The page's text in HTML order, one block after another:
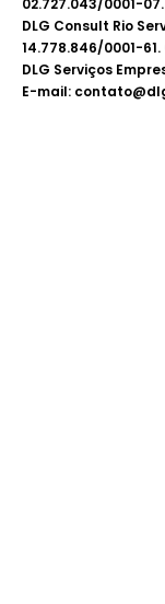
02.727.043/0001-07.
DLG Consult Rio
14.778.846/0001-
DLG Serviços
E-mail: